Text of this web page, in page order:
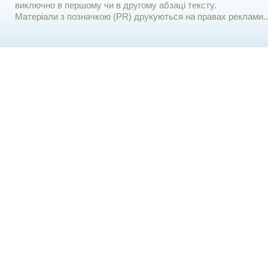
виключно в першому чи в другому абзаці тексту.
Матеріали з позначкою (PR) друкуються на правах реклами..